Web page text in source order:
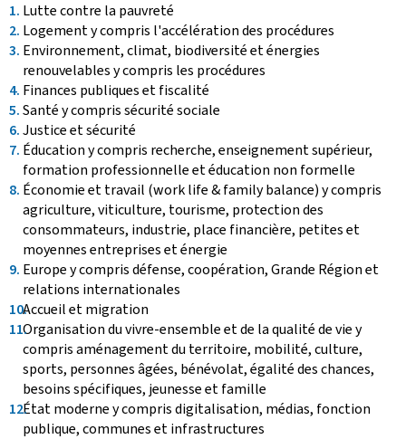
Lutte contre la pauvreté
Logement y compris l'accélération des procédures
Environnement, climat, biodiversité et énergies
renouvelables y compris les procédures
Finances publiques et fiscalité
Santé y compris sécurité sociale
Justice et sécurité
Éducation y compris recherche, enseignement supérieur,
formation professionnelle et éducation non formelle
Économie et travail (work life & family balance) y compris
agriculture, viticulture, tourisme, protection des
consommateurs, industrie, place financière, petites et
moyennes entreprises et énergie
Europe y compris défense, coopération, Grande Région et
relations internationales
Accueil et migration
Organisation du vivre-ensemble et de la qualité de vie y
compris aménagement du territoire, mobilité, culture,
sports, personnes âgées, bénévolat, égalité des chances,
besoins spécifiques, jeunesse et famille
État moderne y compris digitalisation, médias, fonction
publique, communes et infrastructures